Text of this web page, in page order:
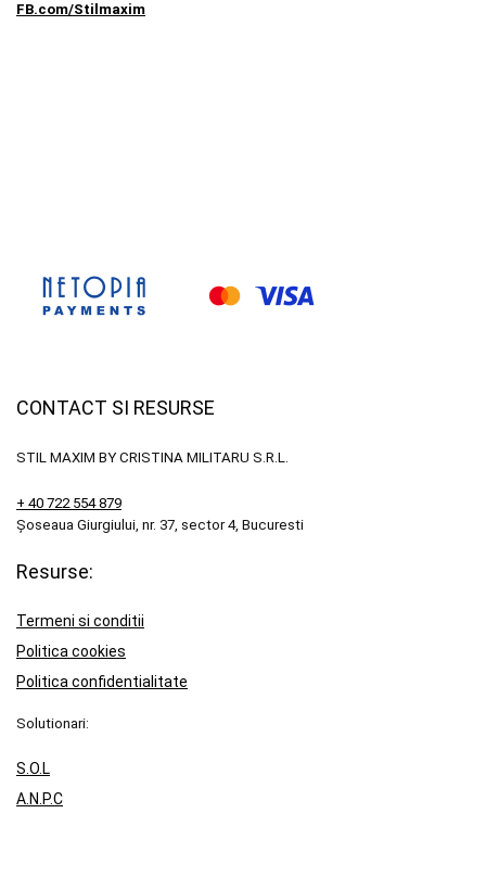
FB.com/Stilmaxim
CONTACT SI RESURSE
STIL MAXIM BY CRISTINA MILITARU S.R.L.
+ 40 722 554 879
Șoseaua Giurgiului, nr. 37, sector 4, Bucuresti
Resurse:
Termeni si conditii
Politica cookies
Politica confidentialitate
Solutionari:
S.O.L
A.N.P.C